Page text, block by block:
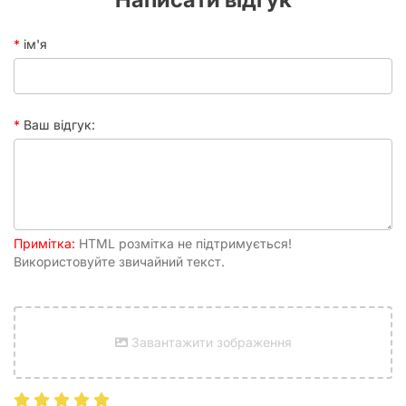
більшістю стандартних альбомів-біндерів.
та забезпечує повний огляд зображення.
впливали на стан самого предмета колекціонування.
Матеріали, що використовуються у виробництві 9 Pocket
Page, є безпечними та не вступають у хімічну реакцію з
ваші рідкісні картки не пожовтіють і не прилипнуть до
пластику навіть через багато років зберігання.
Поради щодо використання
Щоб максимально продовжити термін служби ваших
ім'я
Ваш відгук:
Примітка: HTML розмітка не підтримується!
Використовуйте звичайний текст.
Завантажити зображення